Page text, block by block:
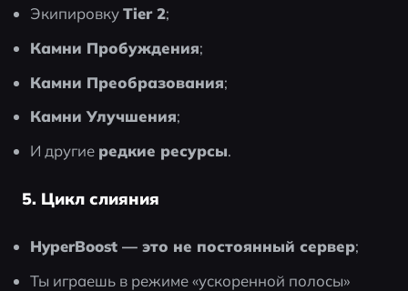
Экипировку Tier 2;
Камни Пробуждения;
Камни Преобразования;
Камни Улучшения;
И другие редкие ресурсы.
5. Цикл слияния
HyperBoost — это не постоянный сервер;
Ты играешь в режиме «ускоренной полосы»